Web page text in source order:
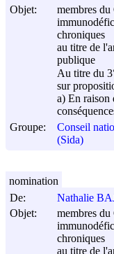
Objet:
membres
chroniques
au titre de
publique
Au titre du
sur
a) En raison
Groupe:
Conseil
(Sida)
De:
Nathalie
Objet:
membres
chroniques
au titre de
nomination